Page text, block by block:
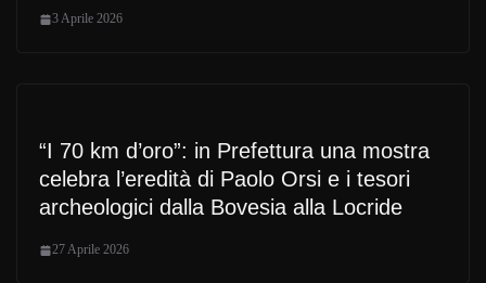
3 Aprile 2026
“I 70 km d’oro”: in Prefettura una mostra
celebra l’eredità di Paolo Orsi e i tesori
archeologici dalla Bovesia alla Locride
27 Aprile 2026